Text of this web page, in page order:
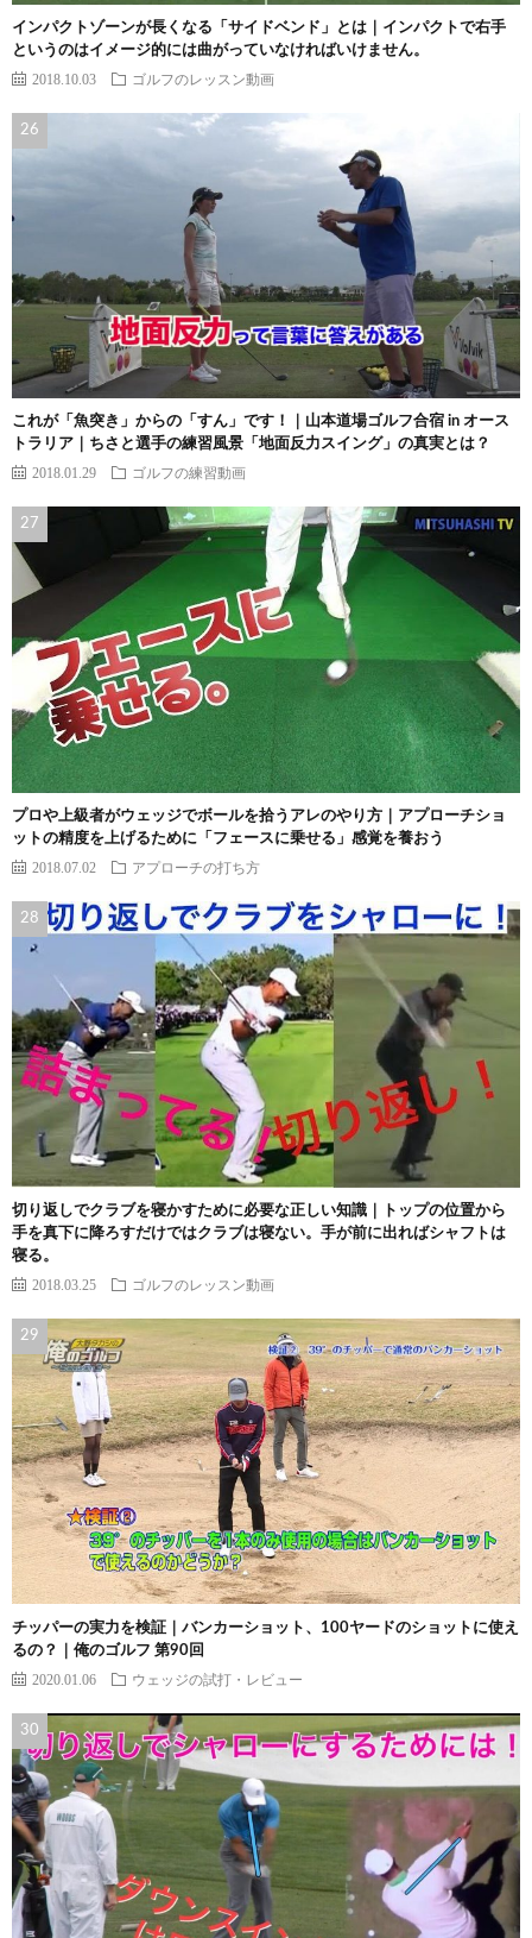
インパクトゾーンが長くなる「サイドベンド」とは｜インパクトで右手
というのはイメージ的には曲がっていなければいけません。
2018.10.03 ゴルフのレッスン動画
これが「魚突き」からの「すん」です！｜山本道場ゴルフ合宿 in オース
トラリア｜ちさと選手の練習風景「地面反力スイング」の真実とは？
2018.01.29 ゴルフの練習動画
プロや上級者がウェッジでボールを拾うアレのやり方｜アプローチショ
ットの精度を上げるために「フェースに乗せる」感覚を養おう
2018.07.02 アプローチの打ち方
切り返しでクラブを寝かすために必要な正しい知識｜トップの位置から
手を真下に降ろすだけではクラブは寝ない。手が前に出ればシャフトは
寝る。
2018.03.25 ゴルフのレッスン動画
チッパーの実力を検証｜バンカーショット、100ヤードのショットに使え
るの？｜俺のゴルフ 第90回
2020.01.06 ウェッジの試打・レビュー